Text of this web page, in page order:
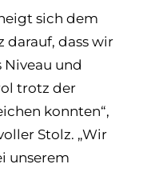
sich dem
darauf, dass wir
Niveau und
trotz der
konnten“,
Stolz. „Wir
unserem